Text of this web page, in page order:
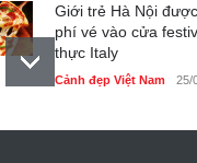
Giới trẻ Hà Nội
phí vé vào cửa
thực Italy
Cảnh đẹp Việt Nam 25/
Tam giác mạch